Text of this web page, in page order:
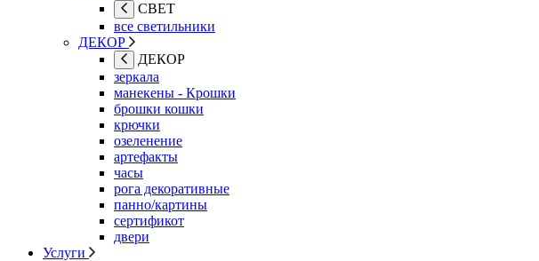
СВЕТ
все светильники
ДЕКОР
ДЕКОР
зеркала
манекены - Крошки
брошки кошки
крючки
озеленение
артефакты
часы
рога декоративные
панно/картины
сертификот
двери
Услуги